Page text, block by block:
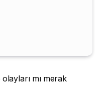
mı merak